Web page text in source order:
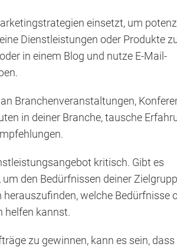
einsetzt, um
Dienstleistungen oder Produkte
in einem Blog und nutze E-Mail-
Branchenveranstaltungen,
in deiner Branche, tausche
kritisch. Gibt es
den Bedürfnissen deiner
welche Bedürfnisse
helfen kannst.
zu gewinnen, kann es sein, dass